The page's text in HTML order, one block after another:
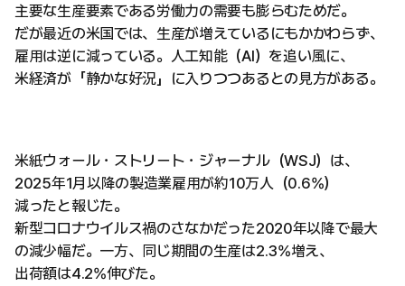
主要な生産要素である労働力の需要も膨らむためだ。
だが最近の米国では、生産が増えているにもかかわらず、
雇用は逆に減っている。人工知能（AI）を追い風に、
米経済が「静かな好況」に入りつつあるとの見方がある。
米紙ウォール・ストリート・ジャーナル（WSJ）は、
2025年1月以降の製造業雇用が約10万人（0.6%）
減ったと報じた。
新型コロナウイルス禍のさなかだった2020年以降で最大
の減少幅だ。一方、同じ期間の生産は2.3%増え、
出荷額は4.2%伸びた。